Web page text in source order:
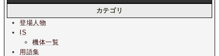
カテゴリ
登場人物
IS
機体一覧
用語集